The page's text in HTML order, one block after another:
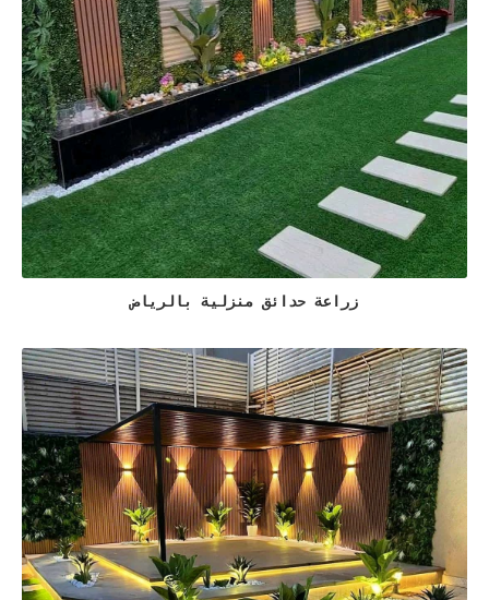
زراعة حدائق منزلية بالرياض